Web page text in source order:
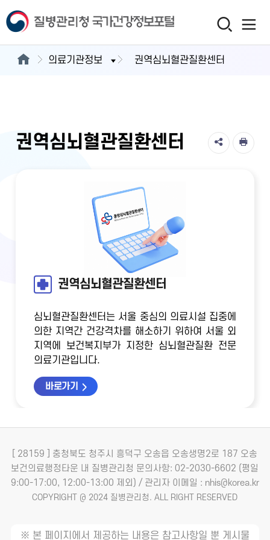
의료기관정보 권역심뇌혈관질환센터
권역심뇌혈관질환센터
권역심뇌혈관질환센터
심뇌혈관질환센터는 서울 중심의 의료시설 집중에
의한 지역간 건강격차를 해소하기 위하여 서울 외
지역에 보건복지부가 지정한 심뇌혈관질환 전문
의료기관입니다.
바로가기
[ 28159 ] 충청북도 청주시 흥덕구 오송읍 오송생명2로 187 오송
보건의료행정타운 내 질병관리청 문의사항: 02-2030-6602 (평일
9:00-17:00, 12:00-13:00 제외) / 관리자 이메일 : nhis@korea.kr
COPYRIGHT @ 2024 질병관리청. ALL RIGHT RESERVED
※ 본 페이지에서 제공하는 내용은 참고사항일 뿐 게시물